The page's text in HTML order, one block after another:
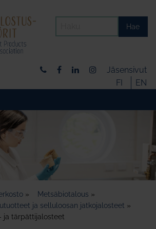
Hae
Jäsensivut
FI
EN
» Metsäbiotalous »
ja selluloosan jatkojalosteet »
ja tärpättijalosteet